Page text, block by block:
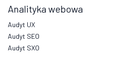
Analityka webowa
Audyt UX
Audyt SEO
Audyt SXO